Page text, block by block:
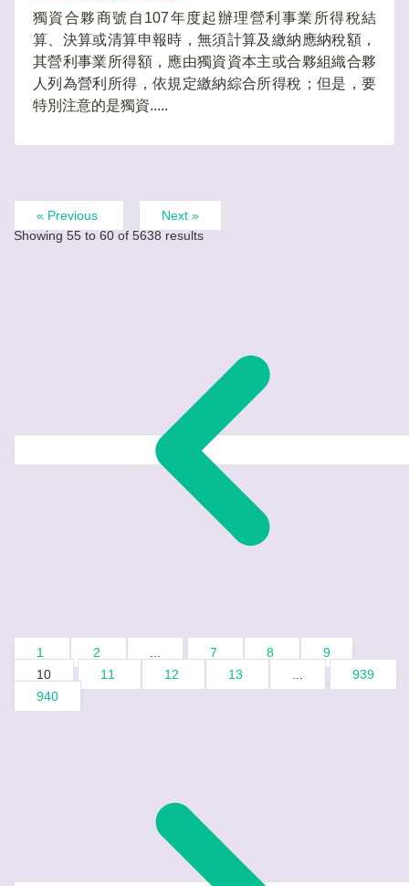
獨資合夥商號自107年度起辦理營利事業所得稅結
算、決算或清算申報時，無須計算及繳納應納稅額，
其營利事業所得額，應由獨資資本主或合夥組織合夥
人列為營利所得，依規定繳納綜合所得稅；但是，要
特別注意的是獨資.....
« Previous
Next »
Showing 55 to 60 of 5638 results
1 2 7 8
9
10
11 12 13
939
940